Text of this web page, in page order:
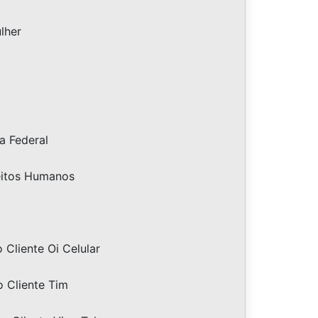
Federal
Humanos
Oi Celular
Cliente Tim